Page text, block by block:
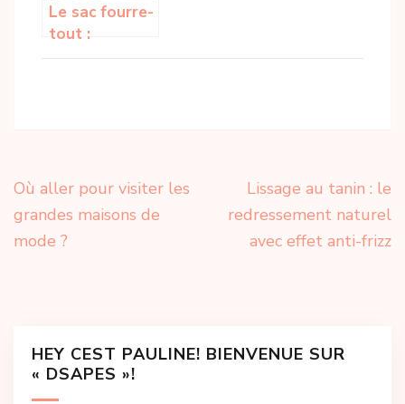
Le sac fourre-
tout :
comment faire
Navigation
de
l’article
Où aller pour visiter les
grandes maisons de
mode ?
Lissage au tanin : le
redressement naturel
avec effet anti-frizz
HEY CEST PAULINE! BIENVENUE SUR
« DSAPES »!